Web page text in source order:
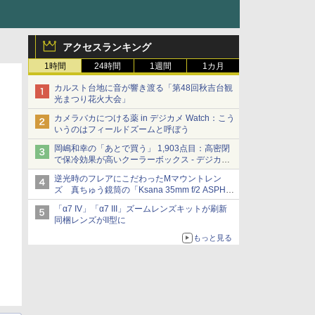
アクセスランキング
1時間 24時間 1週間 1カ月
カルスト台地に音が響き渡る「第48回秋吉台観
光まつり花火大会」
カメラバカにつける薬 in デジカメ Watch：こう
いうのはフィールドズームと呼ぼう
岡嶋和幸の「あとで買う」 1,903点目：高密閉
で保冷効果が高いクーラーボックス - デジカメ
Watch
逆光時のフレアにこだわったMマウントレン
ズ 真ちゅう鏡筒の「Ksana 35mm f/2 ASPH.
シルバークローム」
「α7 IV」「α7 III」ズームレンズキットが刷新
同梱レンズがII型に
もっと見る